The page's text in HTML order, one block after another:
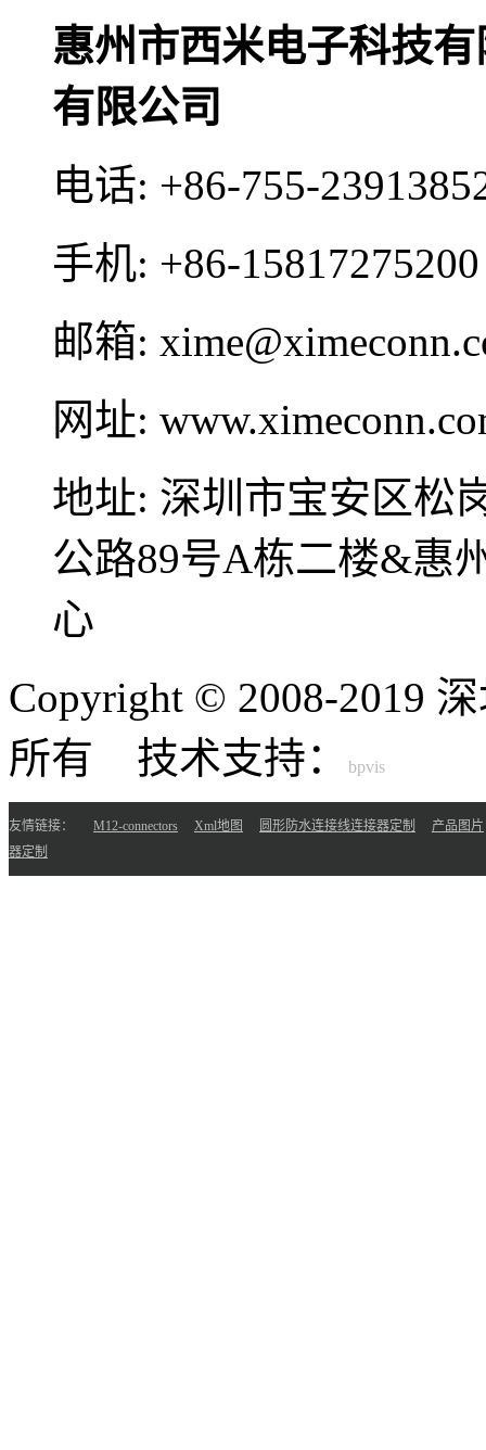
惠州市西米电子科技
有限公司
电话: +86-755-
手机: +86-15817275200
邮箱:
网址:
地址: 深圳市宝安区松
公路89号A栋二楼&惠
心
Copyright © 2008-2019
所有 技术支持：
友情链接： M12-connectors Xml地图 圆形防水连接线连接器定制
产品图片
器定制